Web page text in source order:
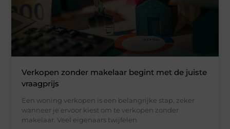
Verkopen zonder makelaar begint met de juiste
vraagprijs
Een woning verkopen is een belangrijke stap, zeker
wanneer je ervoor kiest om te verkopen zonder
makelaar. Veel eigenaars twijfelen